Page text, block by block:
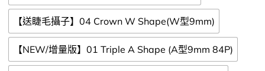
【送睫毛攝子】04 Crown W Shape(W型9mm)
【NEW/增量版】01 Triple A Shape (A型9mm 84P)